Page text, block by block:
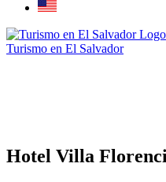
Turismo en El Salvador
Hotel Villa